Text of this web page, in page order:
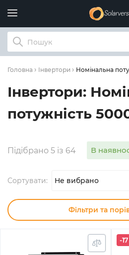
Головна Інвертори Номінальна
Інвертори:
потужність
Підібрано 5 із 64 В
Сортувати: Не вибрано
Фільтри та
-17